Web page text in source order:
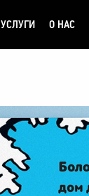
УСЛУГИ О НАС